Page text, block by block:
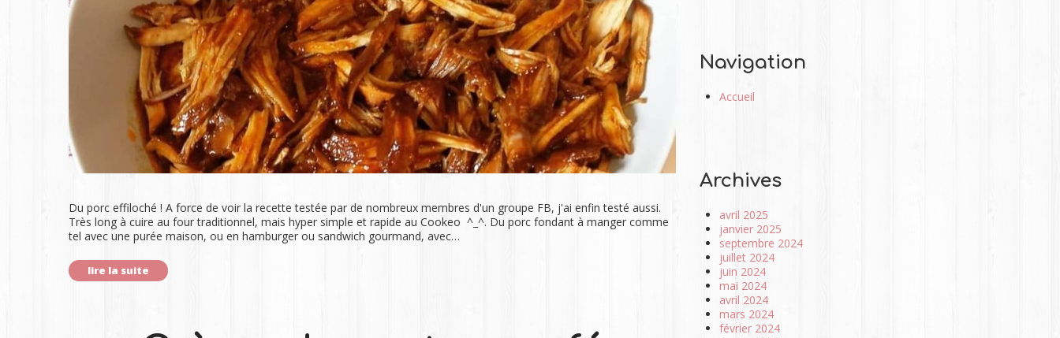
Du porc effiloché ! A force de voir la recette testée par de nombreux membres d'un groupe FB, j'ai enfin testé aussi.
Très long à cuire au four traditionnel, mais hyper simple et rapide au Cookeo ^_^. Du porc fondant à manger comme
tel avec une purée maison, ou en hamburger ou sandwich gourmand, avec…
lire la suite
Navigation
Accueil
Archives
avril 2025
janvier 2025
septembre 2024
juillet 2024
juin 2024
mai 2024
avril 2024
mars 2024
février 2024